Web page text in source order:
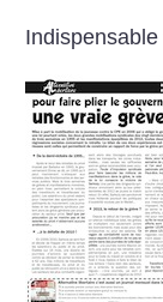
Indispensable